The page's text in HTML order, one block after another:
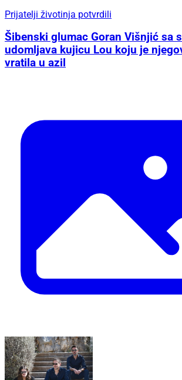
Prijatelji životinja potvrdili
Šibenski glumac Goran Višnjić sa
udomljava kujicu Lou koju je
vratila u azil